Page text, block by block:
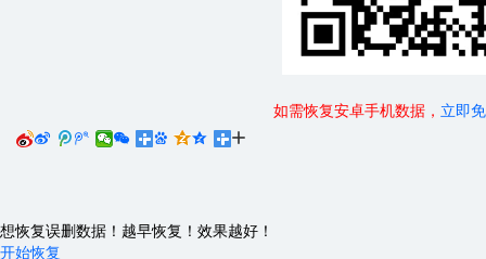
如需恢复安卓手机数据， 立即
     
想恢复误删数据！越早恢复！效果越好！
开始恢复